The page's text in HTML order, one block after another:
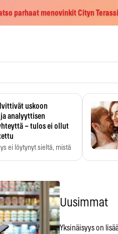
parhaat menovinkit Cityn
uskoon
analyyttisen
– tulos ei ollut
ei löytynyt sieltä, mistä
Uusimmat
Yksinäisyys on